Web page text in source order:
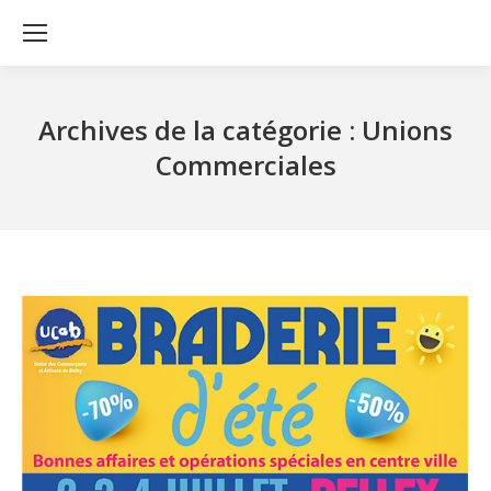
Archives de la catégorie : Unions
Commerciales